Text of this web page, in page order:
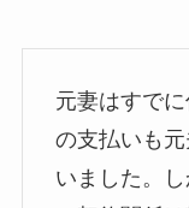
元妻はすで
の支払いも
いました。